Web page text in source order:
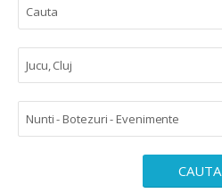
Jucu, Cluj
Nunti - Botezuri - Evenimente
CAUTA